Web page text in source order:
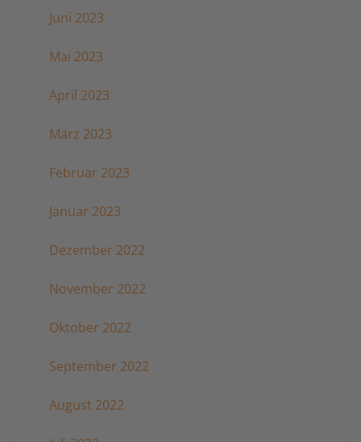
Juni 2023
Mai 2023
April 2023
März 2023
Februar 2023
Januar 2023
Dezember 2022
November 2022
Oktober 2022
September 2022
August 2022